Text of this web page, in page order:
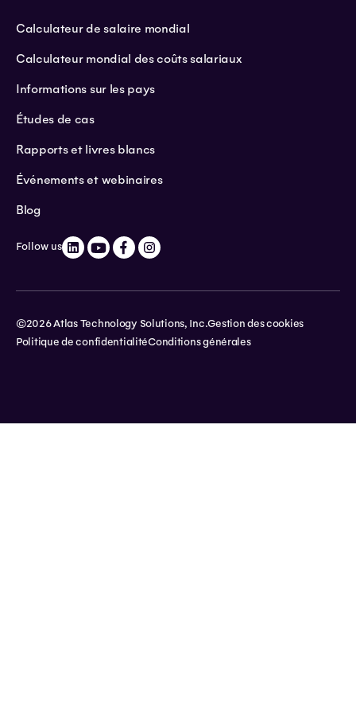
Calculateur de salaire mondial
Calculateur mondial des coûts salariaux
Informations sur les pays
Études de cas
Rapports et livres blancs
Événements et webinaires
Blog
Follow us
©2026 Atlas Technology Solutions, Inc.Gestion des cookies
Politique de confidentialitéConditions générales